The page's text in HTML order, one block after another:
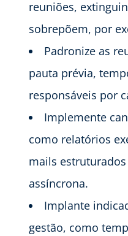
reuniões,
sobrepõem, por
Padronize as
pauta prévia,
responsáveis por
Implemente
como relatórios
mails
assíncrona.
Implante
gestão, como